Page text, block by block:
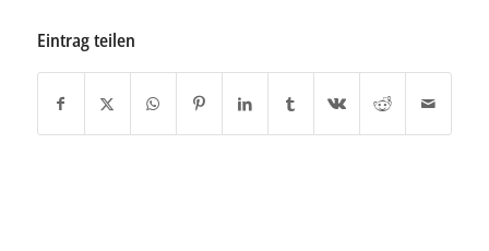
Eintrag teilen